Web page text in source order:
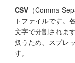
CSV （Comma-
トファイルです。
文字で分割されま
扱うため、スプレ
す。